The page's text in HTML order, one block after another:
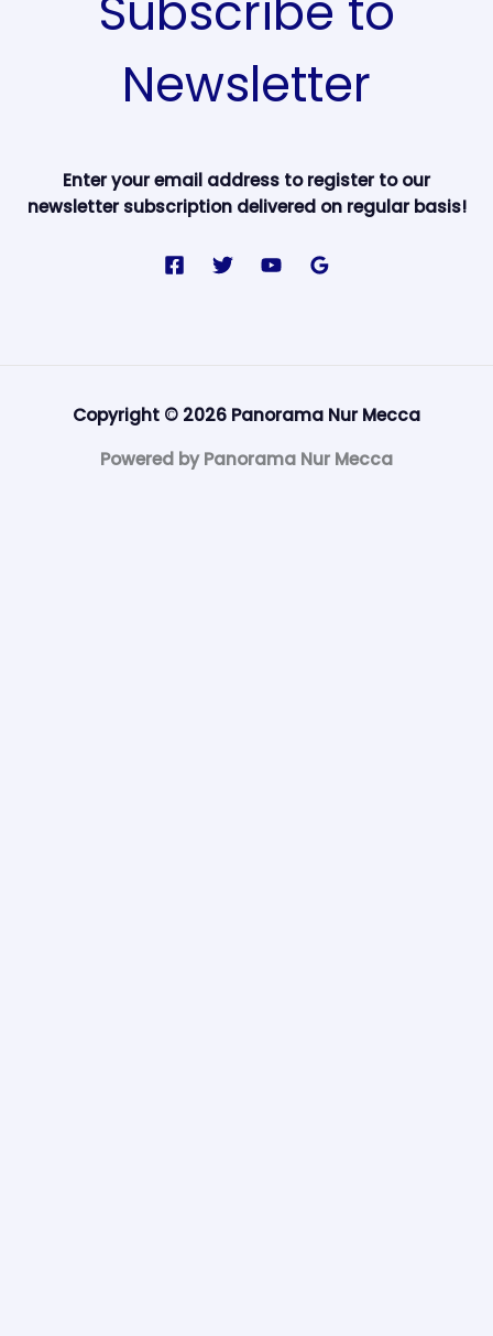
Newsletter
Enter your email address to register to our
newsletter subscription delivered on regular basis!
Copyright © 2026 Panorama Nur Mecca
Powered by Panorama Nur Mecca